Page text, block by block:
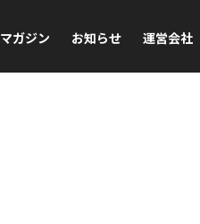
マガジン お知らせ 運営会社